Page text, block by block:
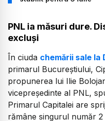
PNL ia măsuri dure.
excluși
În ciuda chemării sale la
primarul Bucureștiului,
propunerea lui Ilie
vicepreședinte al PNL,
Primarul Capitalei are
rămâne singurul număr